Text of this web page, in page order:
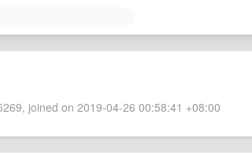
joined on 2019-04-26 00:58:41 +08:00